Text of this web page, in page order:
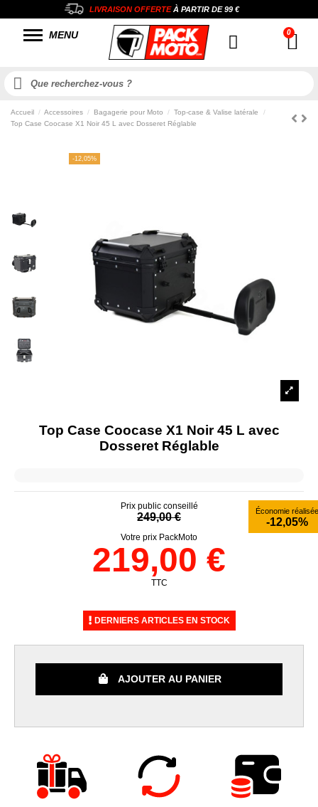
LIVRAISON OFFERTEÀ PARTIR DE99 €
MENU
Accueil Accessoires Bagagerie pour Moto
Top-case & Valise latérale
Top Case Coocase X1 Noir 45 L avec Dosseret Réglable
-12,05%
Top Case Coocase X1 Noir 45 L avec
Dosseret Réglable
Prix public conseillé
249,00 € Économie réalisée
-12,05%
Votre prix PackMoto
219,00 €
TTC
DERNIERS ARTICLES EN STOCK
AJOUTER AU PANIER